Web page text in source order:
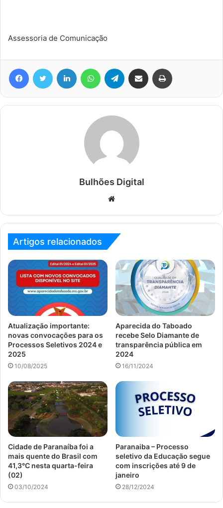
Assessoria de Comunicação
FacebookTwitter Linkedin WhatsAppTelegram Compartilhar via e-mail
Bulhões Digital
Website
Artigos relacionados
Atualização importante:
novas convocações para os
Processos Seletivos 2024 e
2025
10/08/2025
Aparecida do Taboado
recebe Selo Diamante de
transparência pública em
2024
16/11/2024
Cidade de Paranaíba foi a
mais quente do Brasil com
41,3°C nesta quarta-feira
(02)
03/10/2024
Paranaiba – Processo
seletivo da Educação segue
com inscrições até 9 de
janeiro
28/12/2024